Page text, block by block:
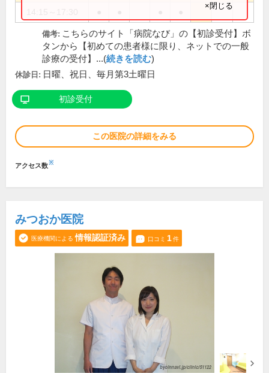
×閉じる
備考: こちらのサイト「病院なび」の【初診受付】ボ
タンから【初めての患者様に限り、ネットでの一般
診療の受付】...(続きを読む)
休診日: 日曜、祝日、毎月第3土曜日
初診受付
この医院の詳細をみる
アクセス数※
みつおか医院
医療機関による 情報認証済み 口コミ 1件